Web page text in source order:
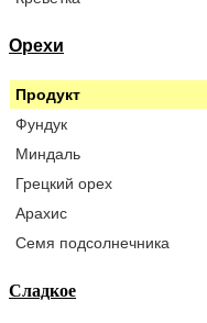
Орехи
Продукт
Фундук
Миндаль
Грецкий орех
Арахис
Семя подсолнечника
Сладкое